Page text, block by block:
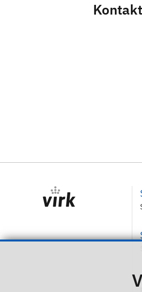
Kontakt